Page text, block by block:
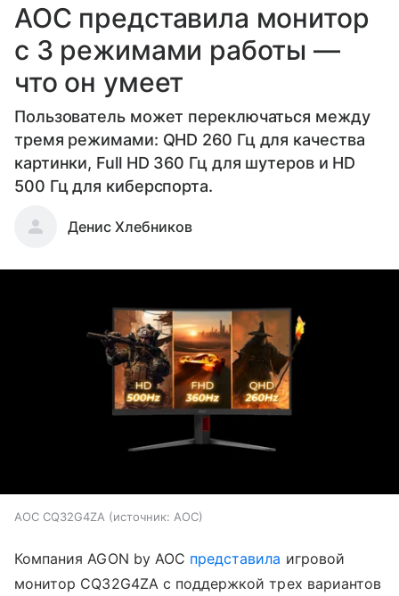
AOC представила монитор
с 3 режимами работы —
что он умеет
Пользователь может переключаться между
тремя режимами: QHD 260 Гц для качества
картинки, Full HD 360 Гц для шутеров и HD
500 Гц для киберспорта.
Денис Хлебников
AOC CQ32G4ZA источник: AOC
Компания AGON by AOC представила игровой
монитор CQ32G4ZA с поддержкой трех вариантов